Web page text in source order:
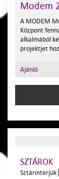
Modem
A MODEM
Központ
alkalmából
projektjet
Ajánló
SZTÁROK
Sztárinterjúk